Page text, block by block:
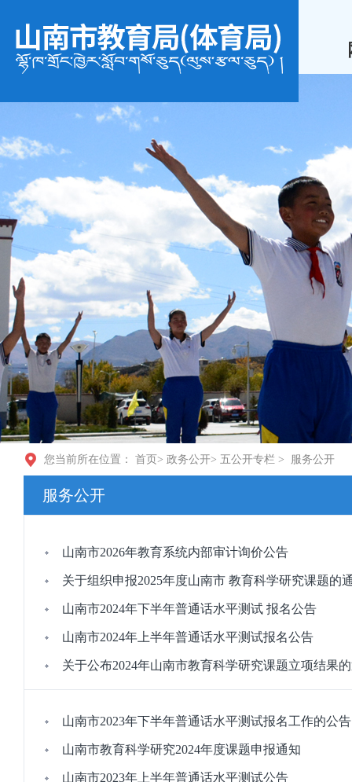
您当前所在位置： 首页 > 政务公开> 五公开专栏 > 服务公开
服务公开
山南市2026年教育系统内部审计询价公告
关于组织申报2025年度山南市 教育科学研究课题的
山南市2024年下半年普通话水平测试 报名公告
山南市2024年上半年普通话水平测试报名公告
关于公布2024年山南市教育科学研究课题立项结果
山南市2023年下半年普通话水平测试报名工作的公告
山南市教育科学研究2024年度课题申报通知
山南市2023年上半年普通话水平测试公告